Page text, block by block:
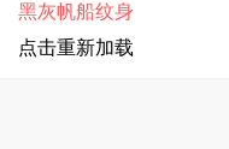
黑灰帆船纹身
点击重新加载